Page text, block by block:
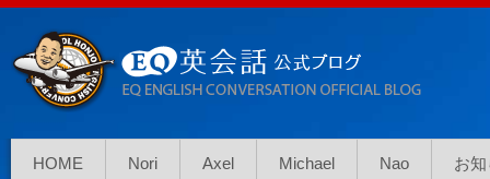
HOME Nori Axel Michael Nao お